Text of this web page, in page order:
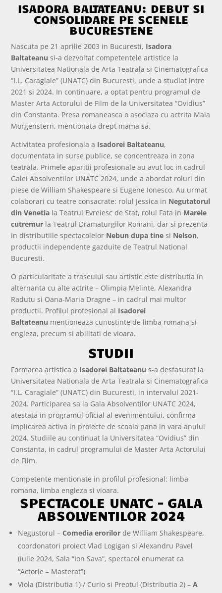
ISADORA BALTATEANU: DEBUT SI
CONSOLIDARE PE SCENELE
BUCURESTENE
Nascuta pe 21 aprilie 2003 in Bucuresti, Isadora
Baltateanu si-a dezvoltat competentele artistice la
Universitatea Nationala de Arta Teatrala si Cinematografica
“I.L. Caragiale” (UNATC) din Bucuresti, unde a studiat intre
2021 si 2024. In continuare, a optat pentru programul de
Master Arta Actorului de Film de la Universitatea “Ovidius”
din Constanta. Presa romaneasca o asociaza cu actrita Maia
Morgenstern, mentionata drept mama sa.
Activitatea profesionala a Isadorei Baltateanu,
documentata in surse publice, se concentreaza in zona
teatrala. Primele aparitii profesionale au avut loc in cadrul
Galei Absolventilor UNATC 2024, unde a abordat roluri din
piese de William Shakespeare si Eugene Ionesco. Au urmat
colaborari cu teatre consacrate: rolul Jessica in Negutatorul
din Venetia la Teatrul Evreiesc de Stat, rolul Fata in Marele
cutremur la Teatrul Dramaturgilor Romani, dar si prezenta
in distributiile spectacolelor Nebun dupa tine si Nelson,
productii independente gazduite de Teatrul National
Bucuresti.
O particularitate a traseului sau artistic este distributia in
alternanta cu alte actrite – Olimpia Melinte, Alexandra
Radutu si Oana-Maria Dragne – in cadrul mai multor
productii. Profilul profesional al Isadorei
Baltateanu mentioneaza cunostinte de limba romana si
engleza, precum si abilitati de vioara.
STUDII
Formarea artistica a Isadorei Baltateanu s-a desfasurat la
Universitatea Nationala de Arta Teatrala si Cinematografica
“I.L. Caragiale” (UNATC) din Bucuresti, in intervalul 2021-
2024. Participarea sa la Gala Absolventilor UNATC 2024,
atestata in programul oficial al evenimentului, confirma
implicarea activa in proiecte de scoala pana in vara anului
2024. Studiile au continuat la Universitatea “Ovidius” din
Constanta, in cadrul programului de Master Arta Actorului
de Film.
Competente mentionate in profilul profesional: limba
romana, limba engleza si vioara.
SPECTACOLE UNATC – GALA
ABSOLVENTILOR 2024
Negustorul – Comedia erorilor de William Shakespeare,
coordonatori proiect Vlad Logigan si Alexandru Pavel
(iulie 2024, Sala “Ion Sava”, spectacol enumerat ca
“Actorie – Masterat”)
Viola (Distributia 1) / Curio si Preotul (Distributia 2) –A